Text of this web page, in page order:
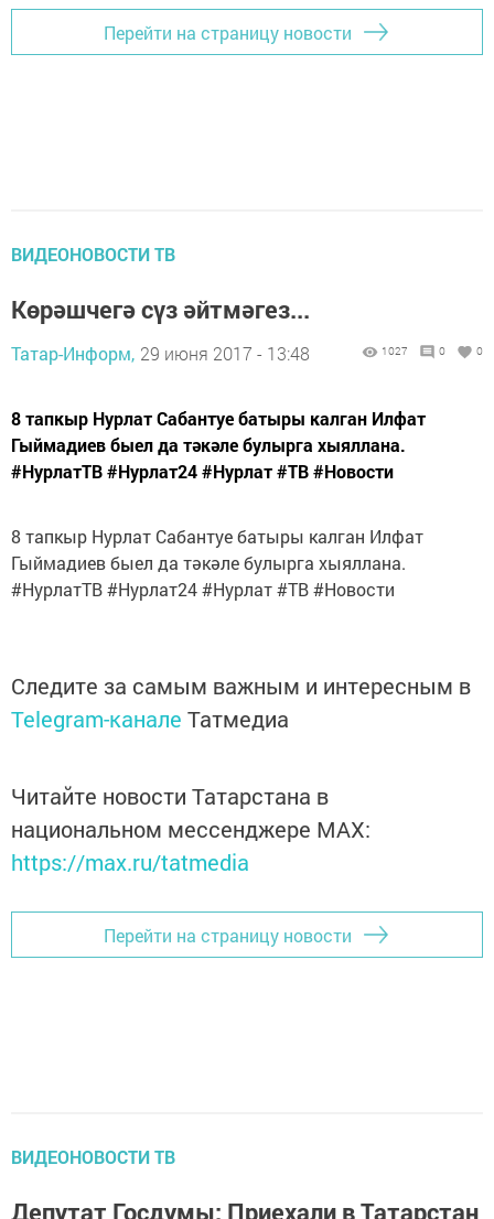
Перейти на страницу новости
ВИДЕОНОВОСТИ ТВ
Көрәшчегә сүз әйтмәгез...
Татар-Информ, 29 июня 2017 - 13:48 1027 0 0
8 тапкыр Нурлат Сабантуе батыры калган Илфат
Гыймадиев быел да тәкәле булырга хыяллана.
#НурлатТВ #Нурлат24 #Нурлат #ТВ #Новости
8 тапкыр Нурлат Сабантуе батыры калган Илфат
Гыймадиев быел да тәкәле булырга хыяллана.
#НурлатТВ #Нурлат24 #Нурлат #ТВ #Новости
Следите за самым важным и интересным в
Telegram-канале Татмедиа
Читайте новости Татарстана в
национальном мессенджере MАХ:
https://max.ru/tatmedia
Перейти на страницу новости
ВИДЕОНОВОСТИ ТВ
Депутат Госдумы: Приехали в Татарстан